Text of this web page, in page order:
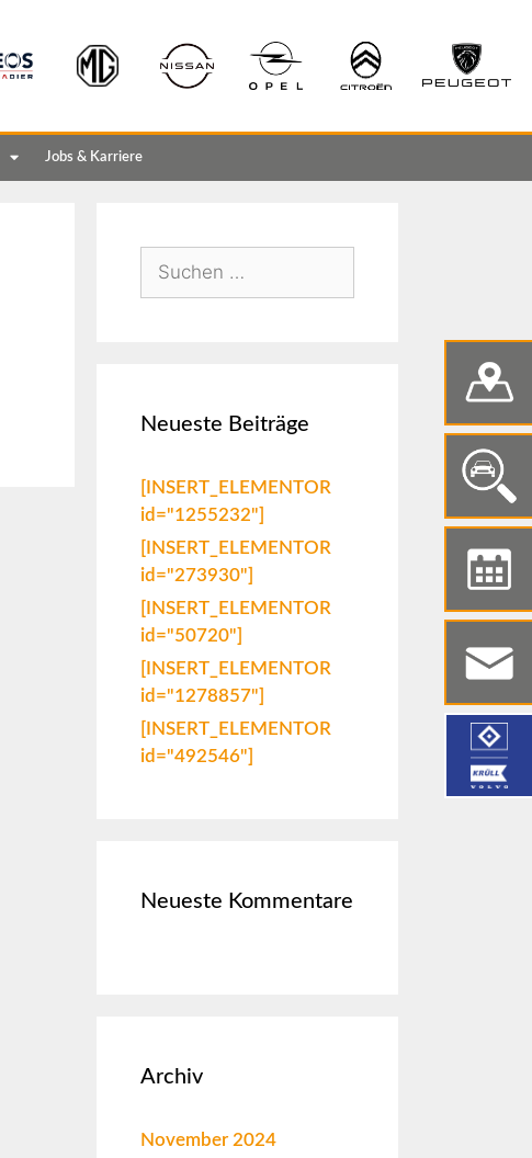
Jobs & Karriere
Neueste Beiträge
[INSERT_ELEMENTOR
id="1255232"]
[INSERT_ELEMENTOR
id="273930"]
[INSERT_ELEMENTOR
id="50720"]
[INSERT_ELEMENTOR
id="1278857"]
[INSERT_ELEMENTOR
id="492546"]
Neueste Kommentare
Archiv
November 2024